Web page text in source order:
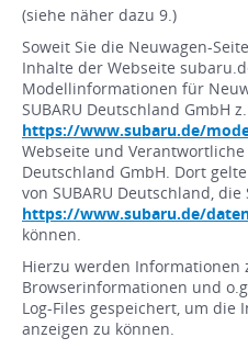
(siehe näher dazu 9.)
Soweit Sie die Neuwagen-
Inhalte der Webseite
Modellinformationen für
SUBARU Deutschland GmbH
https://www.subaru.de/
Webseite und Verantwortliche
Deutschland GmbH. Dort
von SUBARU Deutschland,
https://www.subaru.de/
können.
Hierzu werden Informationen
Browserinformationen und
Log-Files gespeichert, um
anzeigen zu können.